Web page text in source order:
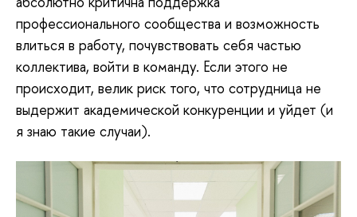
профессионального сообщества и возможность
влиться в работу, почувствовать себя частью
коллектива, войти в команду. Если этого не
происходит, велик риск того, что сотрудница не
выдержит академической конкуренции и уйдет (и
я знаю такие случаи).